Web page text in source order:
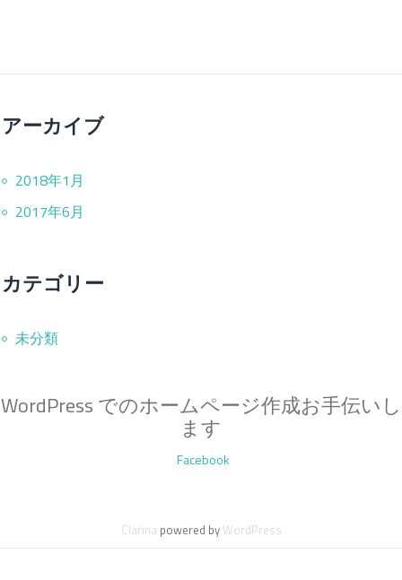
アーカイブ
2018年1月
2017年6月
カテゴリー
未分類
WordPress でのホームページ作成お手伝いし
ます
Facebook
Clarinapowered by WordPress